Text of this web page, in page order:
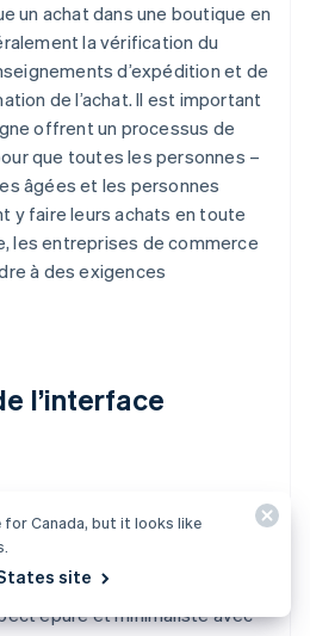
un achat dans une boutique en
la vérification du
d’expédition et de
de l’achat. Il est important
offrent un processus de
que toutes les personnes –
âgées et les personnes
y faire leurs achats en toute
les entreprises de commerce
à des exigences
l’interface
les internautes puissent
différentes étapes du
La page de paiement elle-
épuré et minimaliste avec
for Canada, but it looks like
site